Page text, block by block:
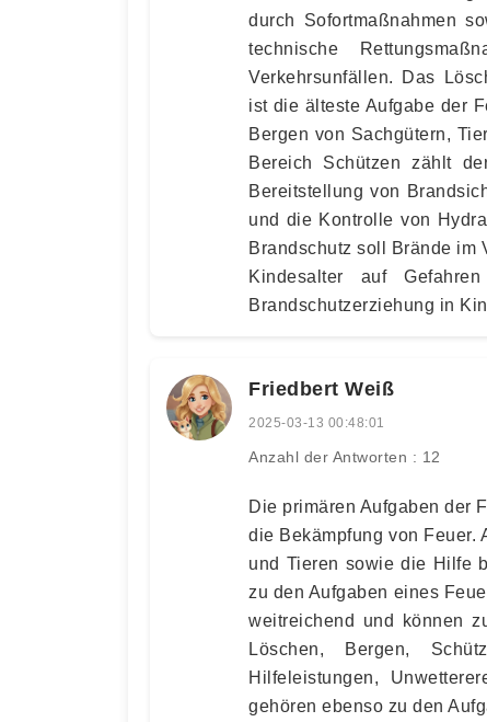
durch Sofortmaßnahmen
technische
Verkehrsunfällen. Das
ist die älteste Aufgabe der
Bergen von Sachgütern,
Bereich Schützen zählt
Bereitstellung von
und die Kontrolle von
Brandschutz soll Brände im
Kindesalter auf
Brandschutzerziehung in
Friedbert Weiß
2025-03-13 00:48:01
Anzahl der Antworten : 12
Die primären Aufgaben der
die Bekämpfung von Feuer.
und Tieren sowie die Hilfe
zu den Aufgaben eines
weitreichend und können
Löschen, Bergen,
Hilfeleistungen,
gehören ebenso zu den